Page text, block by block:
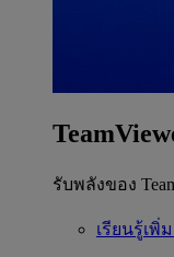
รับพลังของ
เรียนรู้เพิ่